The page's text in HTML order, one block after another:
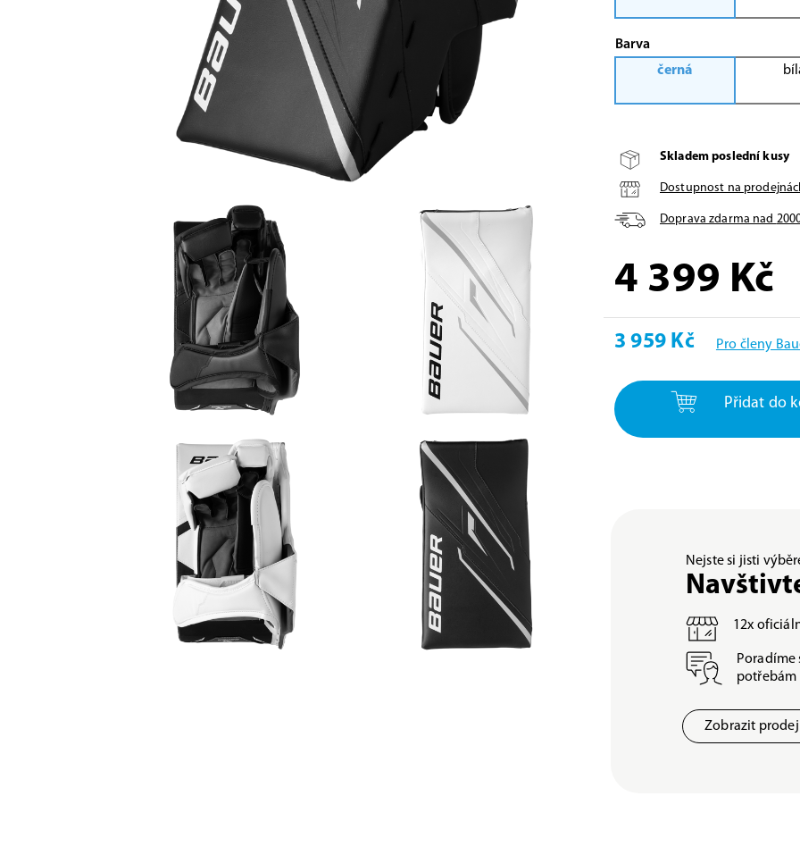
Barva
černá
Skladem poslední kusy
Dostupnost na
Doprava zdarma nad
4 399 Kč
3 959 Kč Pro členy
Přidat do
Nejste si jisti
12x
Poradíme
potřebám
Zobrazit